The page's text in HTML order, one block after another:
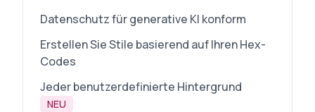
Datenschutz für generative KI konform
Erstellen Sie Stile basierend auf Ihren Hex-
Codes
Jeder benutzerdefinierte Hintergrund
NEU